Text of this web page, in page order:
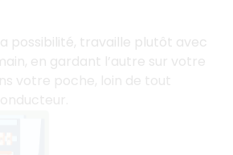
possibilité, travaille plutôt avec
en gardant l’autre sur votre